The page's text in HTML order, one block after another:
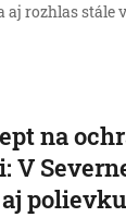
aj rozhlas stále
na
V